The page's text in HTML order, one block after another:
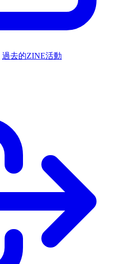
過去的ZINE活動